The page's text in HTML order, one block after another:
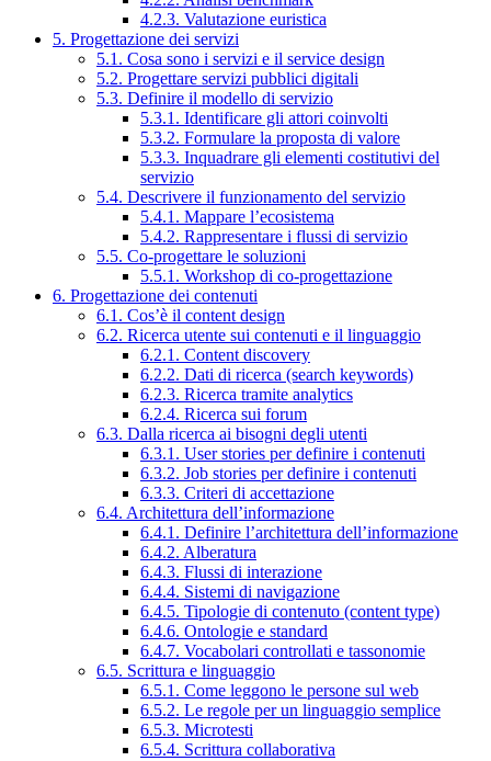
4.2.3. Valutazione euristica
5. Progettazione dei servizi
5.1. Cosa sono i servizi e il service design
5.2. Progettare servizi pubblici digitali
5.3. Definire il modello di servizio
5.3.1. Identificare gli attori coinvolti
5.3.2. Formulare la proposta di valore
5.3.3. Inquadrare gli elementi costitutivi del
servizio
5.4. Descrivere il funzionamento del servizio
5.4.1. Mappare l’ecosistema
5.4.2. Rappresentare i flussi di servizio
5.5. Co-progettare le soluzioni
5.5.1. Workshop di co-progettazione
6. Progettazione dei contenuti
6.1. Cos’è il content design
6.2. Ricerca utente sui contenuti e il linguaggio
6.2.1. Content discovery
6.2.2. Dati di ricerca (search keywords)
6.2.3. Ricerca tramite analytics
6.2.4. Ricerca sui forum
6.3. Dalla ricerca ai bisogni degli utenti
6.3.1. User stories per definire i contenuti
6.3.2. Job stories per definire i contenuti
6.3.3. Criteri di accettazione
6.4. Architettura dell’informazione
6.4.1. Definire l’architettura dell’informazione
6.4.2. Alberatura
6.4.3. Flussi di interazione
6.4.4. Sistemi di navigazione
6.4.5. Tipologie di contenuto (content type)
6.4.6. Ontologie e standard
6.4.7. Vocabolari controllati e tassonomie
6.5. Scrittura e linguaggio
6.5.1. Come leggono le persone sul web
6.5.2. Le regole per un linguaggio semplice
6.5.3. Microtesti
6.5.4. Scrittura collaborativa